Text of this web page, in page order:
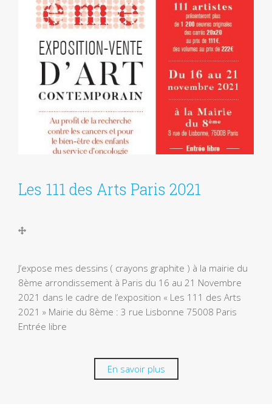
Les 111 des Arts Paris 2021
J’expose mes dessins ( crayons graphite ) à la mairie du
8ème arrondissement à Paris du 16 au 21 Novembre
2021 dans le cadre de l’exposition « Les 111 des Arts
2021 » Mairie du 8ème : 3 rue Lisbonne 75008 Paris
Entrée libre
En savoir plus